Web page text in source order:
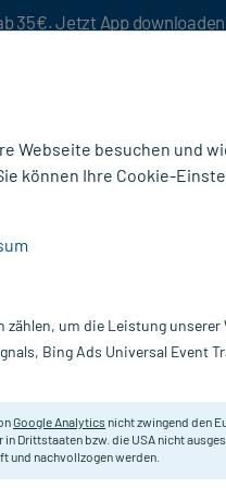
35€. Jetzt App downloaden
Webseite besuchen und
können Ihre Cookie-
um die Leistung unserer
Bing Ads Universal Event
Google Analytics nicht zwingend den
in Drittstaaten bzw. die USA nicht
und nachvollzogen werden.